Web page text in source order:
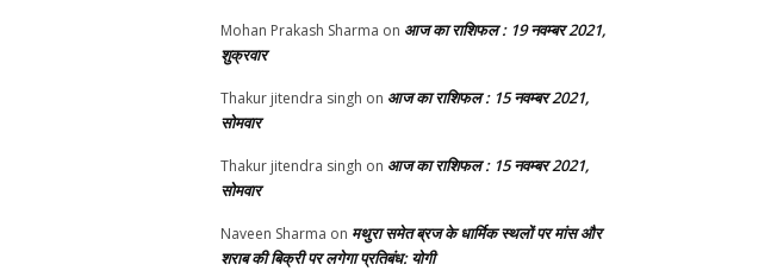
Mohan Prakash Sharma on आज का राशिफल : 19 नवम्बर 2021,
शुक्रवार
Thakur jitendra singh on आज का राशिफल : 15 नवम्बर 2021,
सोमवार
Thakur jitendra singh on आज का राशिफल : 15 नवम्बर 2021,
सोमवार
Naveen Sharma on मथुरा समेत ब्रज के धार्मिक स्थलों पर मांस और
शराब की बिक्री पर लगेगा प्रतिबंध: योगी